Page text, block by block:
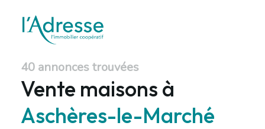
40 annonces trouvées
Vente maisons à
Aschères-le-Marché